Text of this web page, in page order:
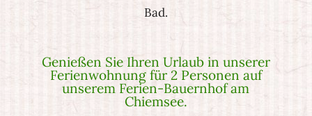
Bad.
Genießen Sie Ihren Urlaub in unserer
Ferienwohnung für 2 Personen auf
unserem Ferien-Bauernhof am
Chiemsee.